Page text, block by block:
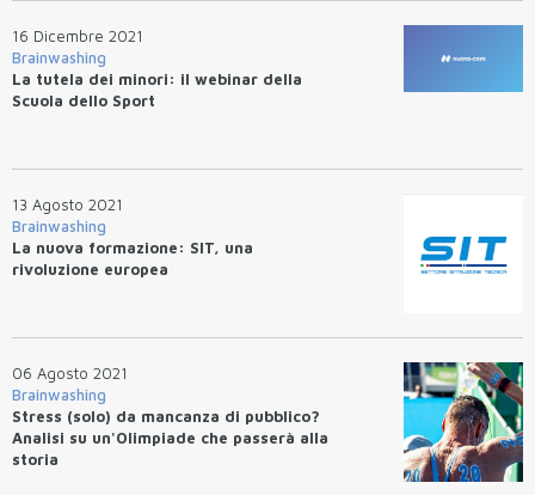
16 Dicembre 2021
Brainwashing
La tutela dei minori: il webinar della
Scuola dello Sport
13 Agosto 2021
Brainwashing
La nuova formazione: SIT, una
rivoluzione europea
06 Agosto 2021
Brainwashing
Stress (solo) da mancanza di pubblico?
Analisi su un'Olimpiade che passerà alla
storia